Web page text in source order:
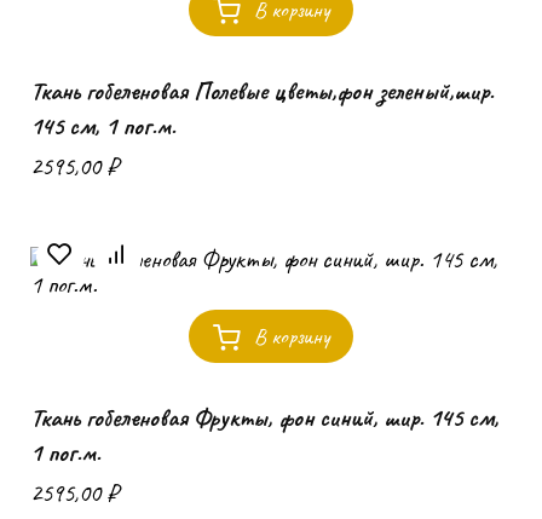
В корзину
Ткань гобеленовая Полевые цветы,фон зеленый,шир.
145 см, 1 пог.м.
2595,00₽
В корзину
Ткань гобеленовая Фрукты, фон синий, шир. 145 см,
1 пог.м.
2595,00₽